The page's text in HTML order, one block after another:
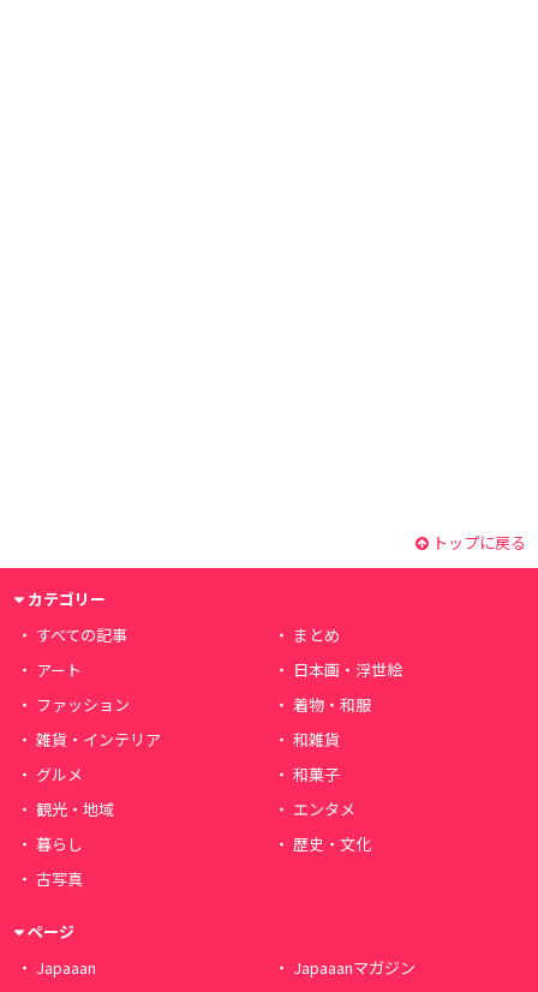
トップに戻る
カテゴリー
すべての記事
まとめ
アート
日本画・浮世絵
ファッション
着物・和服
雑貨・インテリア
和雑貨
グルメ
和菓子
観光・地域
エンタメ
暮らし
歴史・文化
古写真
ページ
Japaaan
Japaaanマガジン